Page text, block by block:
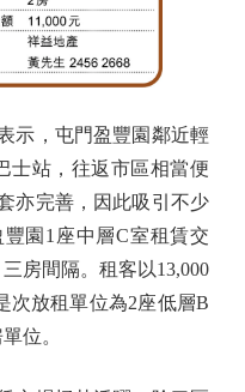
，屯門盈豐園鄰近輕
士站，往返市區相當便
亦完善，因此吸引不少
園1座中層C室租賃交
房間隔。租客以13,000
次放租單位為2座低層B
位。